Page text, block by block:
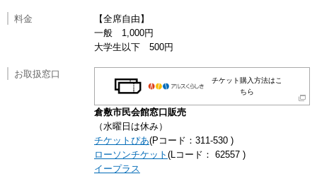
料金
【全席自由】
一般 1,000円
大学生以下 500円
お取扱窓口
チケット購入方法はこ
ちら
倉敷市民会館窓口販売
（水曜日は休み）
チケットぴあ(Pコード：311-530 )
ローソンチケット (Lコード： 62557 )
イープラス